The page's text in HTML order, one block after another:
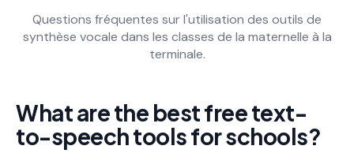
Questions fréquentes sur l'utilisation des outils de
synthèse vocale dans les classes de la maternelle à la
terminale.
What are the best free text-
to-speech tools for schools?